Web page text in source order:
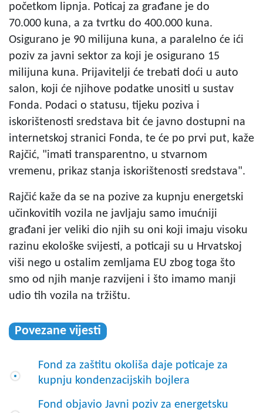
početkom lipnja. Poticaj za građane je do
70.000 kuna, a za tvrtku do 400.000 kuna.
Osigurano je 90 milijuna kuna, a paralelno će ići
poziv za javni sektor za koji je osigurano 15
milijuna kuna. Prijavitelji će trebati doći u auto
salon, koji će njihove podatke unositi u sustav
Fonda. Podaci o statusu, tijeku poziva i
iskorištenosti sredstava bit će javno dostupni na
internetskoj stranici Fonda, te će po prvi put, kaže
Rajčić, "imati transparentno, u stvarnom
vremenu, prikaz stanja iskorištenosti sredstava".
Rajčić kaže da se na pozive za kupnju energetski
učinkovitih vozila ne javljaju samo imućniji
građani jer veliki dio njih su oni koji imaju visoku
razinu ekološke svijesti, a poticaji su u Hrvatskoj
viši nego u ostalim zemljama EU zbog toga što
smo od njih manje razvijeni i što imamo manji
udio tih vozila na tržištu.
Povezane vijesti
Fond za zaštitu okoliša daje poticaje za
kupnju kondenzacijskih bojlera
Fond objavio Javni poziv za energetsku